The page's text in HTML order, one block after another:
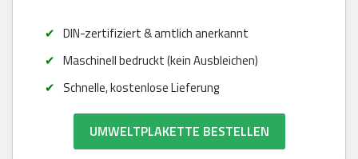
DIN-zertifiziert & amtlich anerkannt
Maschinell bedruckt (kein Ausbleichen)
Schnelle, kostenlose Lieferung
UMWELTPLAKETTE BESTELLEN